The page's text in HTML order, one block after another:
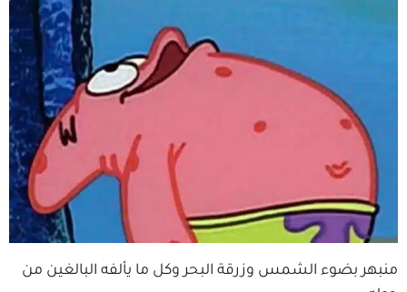
منبهر بضوء الشمس وزرقة البحر وكل ما يألفه البالغين من